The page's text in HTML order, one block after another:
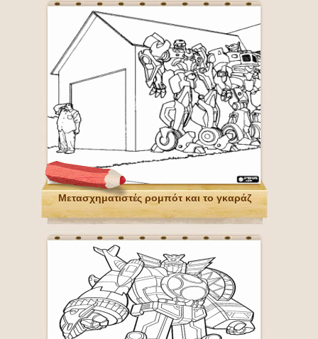
Μετασχηματιστές ρομπότ και το γκαράζ